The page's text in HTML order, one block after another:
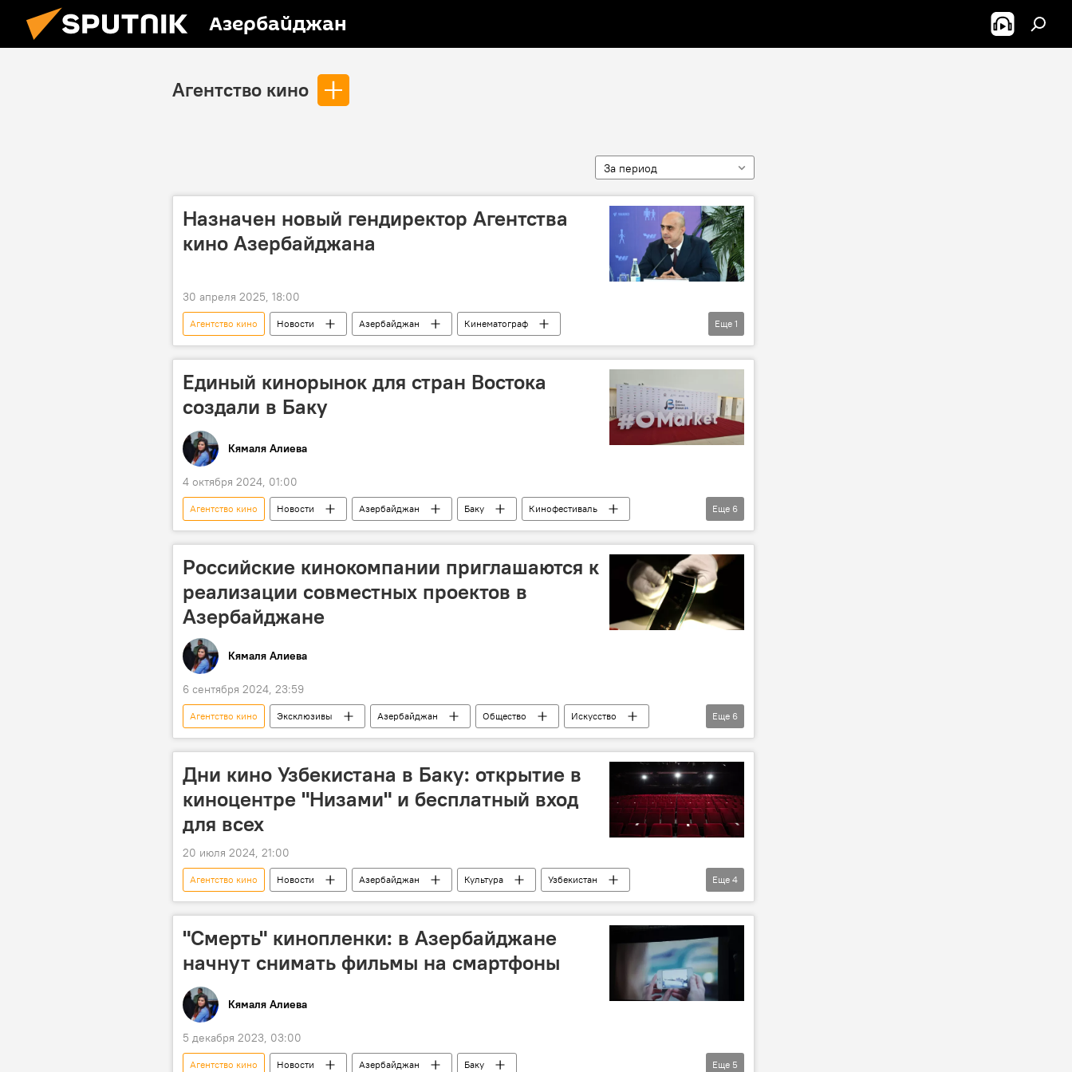
Азербайджан
Агентство кино
За период
Назначен новый гендиректор Агентства
кино Азербайджана
30 апреля 2025, 18:00
Агентство кино Новости Азербайджан
Кинематограф
Министерство культуры АР
Еще 1
Единый кинорынок для стран Востока
создали в Баку
Кямаля Алиева
4 октября 2024, 01:00
Агентство кино Новости Азербайджан Баку
Кинофестиваль
Министерство культуры АР
Рашад Азизов Турция
Узбекистан
Еще 6
Российские кинокомпании приглашаются к
реализации совместных проектов в
Азербайджане
Кямаля Алиева
6 сентября 2024, 23:59
Агентство кино Эксклюзивы Азербайджан Общество
Искусство
Кино
кинематография Министерство культуры АР Москва
Россия
Еще 6
Дни кино Узбекистана в Баку: открытие в
киноцентре "Низами" и бесплатный вход
для всех
20 июля 2024, 21:00
Агентство кино Новости Азербайджан Культура
Узбекистан
Кинематограф
дни кино Киноцентр "Низами" Министерство культуры АР
Еще 4
"Смерть" кинопленки: в Азербайджане
начнут снимать фильмы на смартфоны
Кямаля Алиева
5 декабря 2023, 03:00
Агентство кино Новости Азербайджан
Баку
Еще 5